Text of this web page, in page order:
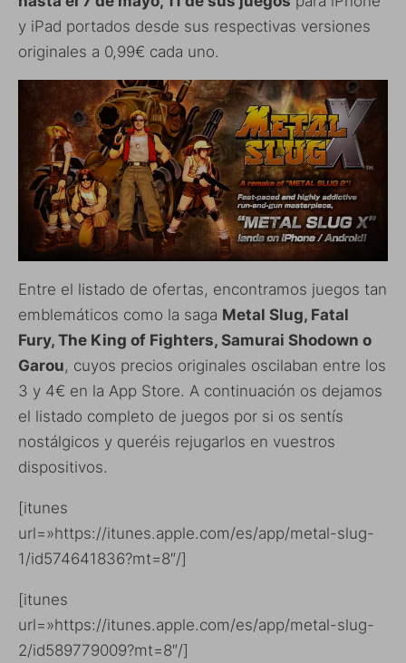
y iPad portados desde sus respectivas versiones
originales a 0,99€ cada uno.
Entre el listado de ofertas, encontramos juegos tan
emblemáticos como la saga Metal Slug, Fatal
Fury, The King of Fighters, Samurai Shodown o
Garou, cuyos precios originales oscilaban entre los
3 y 4€ en la App Store. A continuación os dejamos
el listado completo de juegos por si os sentís
nostálgicos y queréis rejugarlos en vuestros
dispositivos.
[itunes
url=»https://itunes.apple.com/es/app/metal-slug-
1/id574641836?mt=8″/]
[itunes
url=»https://itunes.apple.com/es/app/metal-slug-
2/id589779009?mt=8″/]